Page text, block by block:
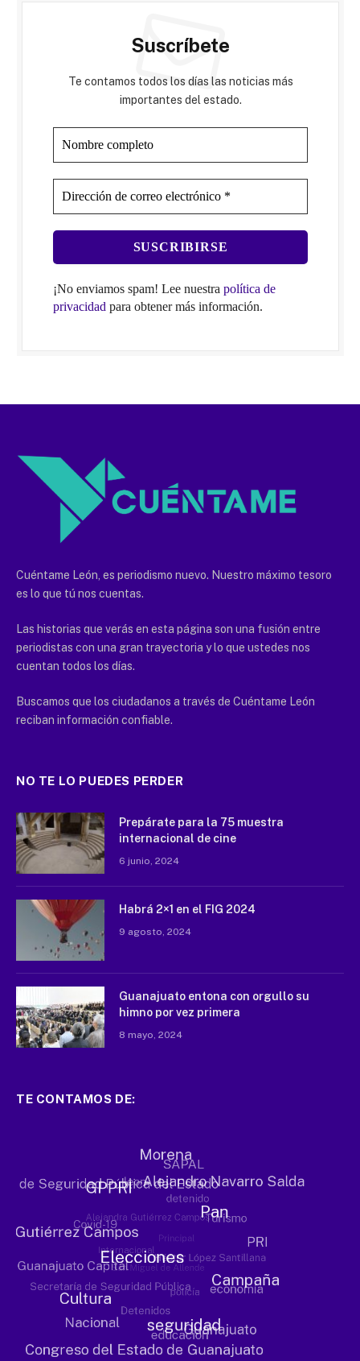
Suscríbete
Te contamos todos los días las noticias más
importantes del estado.
¡No enviamos spam! Lee nuestra política de
privacidad para obtener más información.
Cuéntame León, es periodismo nuevo. Nuestro máximo tesoro
es lo que tú nos cuentas.
Las historias que verás en esta página son una fusión entre
periodistas con una gran trayectoria y lo que ustedes nos
cuentan todos los días.
Buscamos que los ciudadanos a través de Cuéntame León
reciban información confiable.
NO TE LO PUEDES PERDER
Prepárate para la 75 muestra
internacional de cine
6 junio, 2024
Habrá 2×1 en el FIG 2024
9 agosto, 2024
Guanajuato entona con orgullo su
himno por vez primera
8 mayo, 2024
TE CONTAMOS DE: